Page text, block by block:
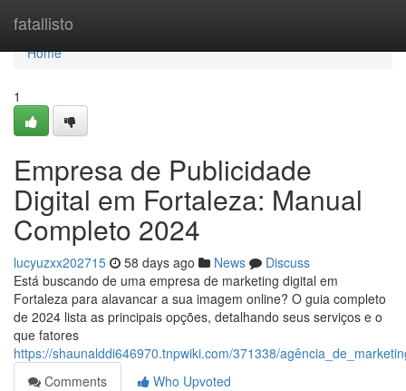
fatallisto
Home
Home
1
Empresa de Publicidade
Digital em Fortaleza: Manual
Completo 2024
lucyuzxx202715 58 days ago News
Discuss
Está buscando de uma empresa de marketing digital em
Fortaleza para alavancar a sua imagem online? O guia completo
de 2024 lista as principais opções, detalhando seus serviços e o
que fatores
https://shaunalddi646970.tnpwiki.com/371338/
Comments
Who Upvoted